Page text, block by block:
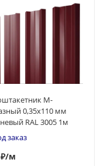
М-
0,35x110 мм
RAL 3005 1м
заказ
₽/м